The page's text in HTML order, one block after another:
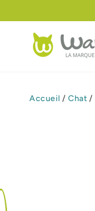
Accueil / Chat /